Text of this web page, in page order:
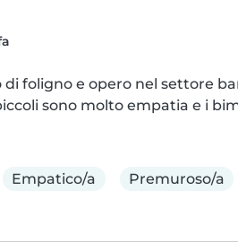
di foligno e opero nel settore
sono molto empatia e i
Empatico/a Premuroso/a